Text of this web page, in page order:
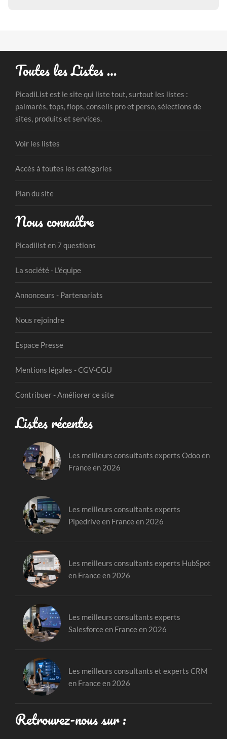
Toutes les Listes …
PicadiList est le site qui liste tout, surtout les listes :
palmarès, tops, flops, conseils pro et perso, sélections de
sites, produits et services.
Voir les listes
Accès à toutes les catégories
Plan du site
Nous connaître
Picadilist en 7 questions
La société - L'équipe
Annonceurs - Partenariats
Nous rejoindre
Espace Presse
Mentions légales - CGV-CGU
Contribuer - Améliorer ce site
Listes récentes
Les meilleurs consultants experts Odoo en
France en 2026
Les meilleurs consultants experts
Pipedrive en France en 2026
Les meilleurs consultants experts HubSpot
en France en 2026
Les meilleurs consultants experts
Salesforce en France en 2026
Les meilleurs consultants et experts CRM
en France en 2026
Retrouvez-nous sur :